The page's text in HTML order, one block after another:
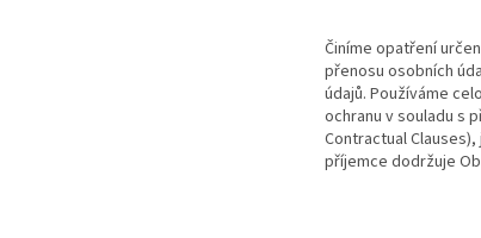
Činíme opatření
přenosu osobních
údajů. Používáme
ochranu v souladu s
Contractual
příjemce dodržuje